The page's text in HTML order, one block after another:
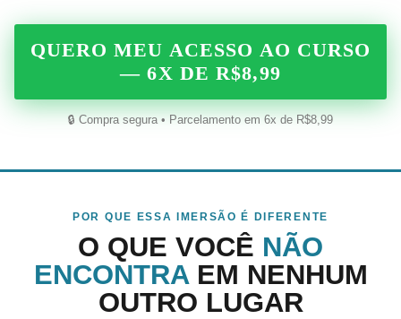
QUERO MEU ACESSO AO CURSO
— 6X DE R$8,99
🔒 Compra segura • Parcelamento em 6x de R$8,99
POR QUE ESSA IMERSÃO É DIFERENTE
O QUE VOCÊ NÃO
ENCONTRAEM NENHUM
OUTRO LUGAR